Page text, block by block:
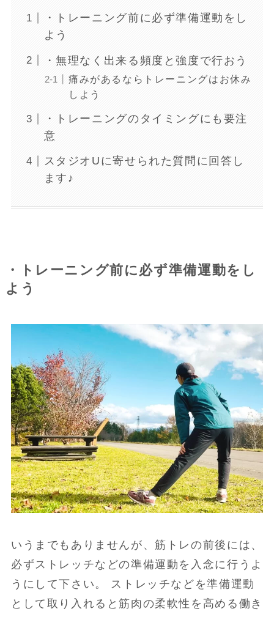
・トレーニング前に必ず準備運動をし
よう
・無理なく出来る頻度と強度で行おう
痛みがあるならトレーニングはお休み
しよう
・トレーニングのタイミングにも要注
意
スタジオUに寄せられた質問に回答し
ます♪
・トレーニング前に必ず準備運動をし
よう
いうまでもありませんが、筋トレの前後には、
必ずストレッチなどの準備運動を入念に行うよ
うにして下さい。 ストレッチなどを準備運動
として取り入れると筋肉の柔軟性を高める働き